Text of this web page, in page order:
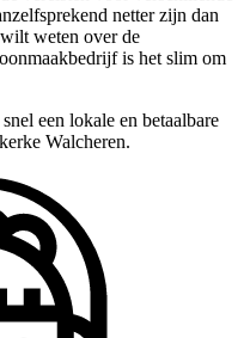
netter zijn dan
weten over de
is het slim om
een lokale en betaalbare
Walcheren.